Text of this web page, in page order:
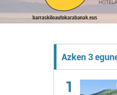
Azken 3
1